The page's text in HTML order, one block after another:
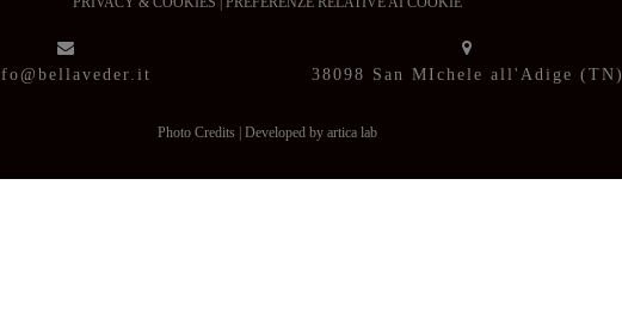
38098 San MIchele all'Adige (TN)
Photo Credits Developed by artica lab